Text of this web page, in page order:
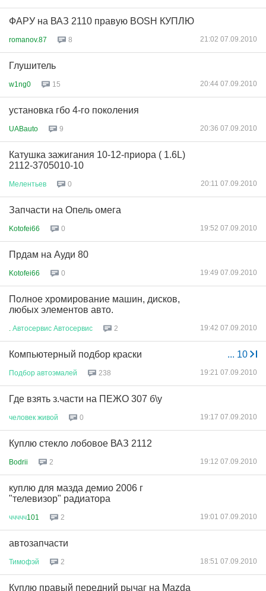
ФАРУ на ВАЗ 2110 правую BOSH КУПЛЮ
romanov.87 8 21:02 07.09.2010
Глушитель
w1ng0 15 20:44 07.09.2010
установка гбо 4-го поколения
UABauto 9 20:36 07.09.2010
Катушка зажигания 10-12-приора ( 1.6L)
2112-3705010-10
Мелентьев 0 20:11 07.09.2010
Запчасти на Опель омега
Kotofei66 0 19:52 07.09.2010
Прдам на Ауди 80
Kotofei66 0 19:49 07.09.2010
Полное хромирование машин, дисков,
любых элементов авто.
Автосервис Автосервис 2 19:42 07.09.2010
... 10
Компьютерный подбор краски
Подбор автоэмалей 238 19:21 07.09.2010
Где взять з.части на ПЕЖО 307 б\у
человек живой 0 19:17 07.09.2010
Куплю стекло лобовое ВАЗ 2112
Bodrii 2 19:12 07.09.2010
куплю для мазда демио 2006 г
"телевизор" радиатора
ччччч101 2 19:01 07.09.2010
автозапчасти
Тимофэй 2 18:51 07.09.2010
Куплю правый передний рычаг на Mazda